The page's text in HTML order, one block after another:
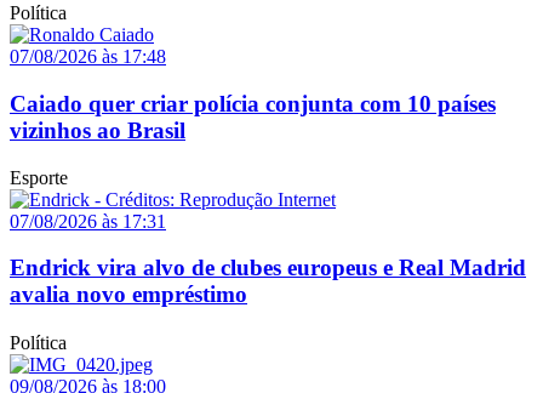
Política
07/08/2026 às 17:48
Caiado quer criar polícia conjunta com 10 países
vizinhos ao Brasil
Esporte
07/08/2026 às 17:31
Endrick vira alvo de clubes europeus e Real Madrid
avalia novo empréstimo
Política
09/08/2026 às 18:00